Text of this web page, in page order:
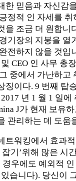
한 믿음과 자신감
정적 인 자세를
을 조금 더 원합니
기장의 지붕을 열
전하지 않을 것입
CEO 인 사무 총
중에서 가난하고
징이다. 9 번째 탑
년 1 월 1 일에
J가 현재 보유
관리하는 데 도움
트워킹에서 효과
잡기’위해 많은 시
우에도 예외적
습니다). 당신이